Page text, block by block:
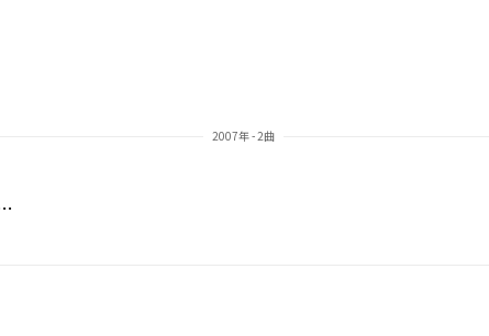
2007年 - 2曲
Scrappy) [Radio Edit]